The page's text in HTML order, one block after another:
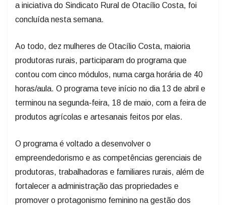
a iniciativa do Sindicato Rural de Otacílio Costa, foi
concluída nesta semana.
Ao todo, dez mulheres de Otacílio Costa, maioria
produtoras rurais, participaram do programa que
contou com cinco módulos, numa carga horária de 40
horas/aula. O programa teve início no dia 13 de abril e
terminou na segunda-feira, 18 de maio, com a feira de
produtos agrícolas e artesanais feitos por elas.
O programa é voltado a desenvolver o
empreendedorismo e as competências gerenciais de
produtoras, trabalhadoras e familiares rurais, além de
fortalecer a administração das propriedades e
promover o protagonismo feminino na gestão dos